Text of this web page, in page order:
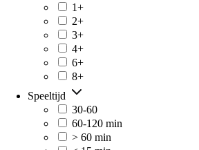
1+
2+
3+
4+
6+
8+
Speeltijd
30-60
60-120 min
> 60 min